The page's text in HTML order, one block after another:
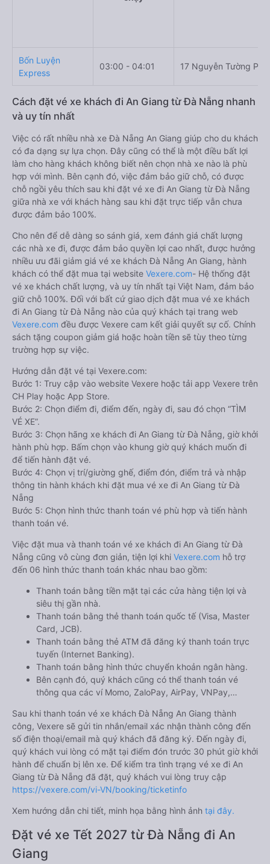
Bốn Luyện
Express
03:00 - 04:01 17 Nguyễn Tường Phổ
Cách đặt vé xe khách đi An Giang từ Đà Nẵng nhanh
và uy tín nhất
Việc có rất nhiều nhà xe Đà Nẵng An Giang giúp cho du khách
có đa dạng sự lựa chọn. Đây cũng có thể là một điều bất lợi
làm cho hàng khách không biết nên chọn nhà xe nào là phù
hợp với mình. Bên cạnh đó, việc đảm bảo giữ chỗ, có được
chỗ ngồi yêu thích sau khi đặt vé xe đi An Giang từ Đà Nẵng
giữa nhà xe với khách hàng sau khi đặt trực tiếp vẫn chưa
được đảm bảo 100%.
Cho nên để dễ dàng so sánh giá, xem đánh giá chất lượng
các nhà xe đi, được đảm bảo quyền lợi cao nhất, được hưởng
nhiều ưu đãi giảm giá vé xe khách Đà Nẵng An Giang, hành
khách có thể đặt mua tại website Vexere.com- Hệ thống đặt
vé xe khách chất lượng, và uy tín nhất tại Việt Nam, đảm bảo
giữ chỗ 100%. Đối với bất cứ giao dịch đặt mua vé xe khách
đi An Giang từ Đà Nẵng nào của quý khách tại trang web
Vexere.com đều được Vexere cam kết giải quyết sự cố. Chính
sách tặng coupon giảm giá hoặc hoàn tiền sẽ tùy theo từng
trường hợp sự việc.
Hướng dẫn đặt vé tại Vexere.com:
Bước 1: Truy cập vào website Vexere hoặc tải app Vexere trên
CH Play hoặc App Store.
Bước 2: Chọn điểm đi, điểm đến, ngày đi, sau đó chọn “TÌM
VÉ XE”.
Bước 3: Chọn hãng xe khách đi An Giang từ Đà Nẵng, giờ khởi
hành phù hợp. Bấm chọn vào khung giờ quý khách muốn đi
để tiến hành đặt vé.
Bước 4: Chọn vị trí/giường ghế, điểm đón, điểm trả và nhập
thông tin hành khách khi đặt mua vé xe đi An Giang từ Đà
Nẵng
Bước 5: Chọn hình thức thanh toán vé phù hợp và tiến hành
thanh toán vé.
Việc đặt mua và thanh toán vé xe khách đi An Giang từ Đà
Nẵng cũng vô cùng đơn giản, tiện lợi khi Vexere.com hỗ trợ
đến 06 hình thức thanh toán khác nhau bao gồm:
Thanh toán bằng tiền mặt tại các cửa hàng tiện lợi và
siêu thị gần nhà.
Thanh toán bằng thẻ thanh toán quốc tế (Visa, Master
Card, JCB).
Thanh toán bằng thẻ ATM đã đăng ký thanh toán trực
tuyến (Internet Banking).
Thanh toán bằng hình thức chuyển khoản ngân hàng.
Bên cạnh đó, quý khách cũng có thể thanh toán vé
thông qua các ví Momo, ZaloPay, AirPay, VNPay,…
Sau khi thanh toán vé xe khách Đà Nẵng An Giang thành
công, Vexere sẽ gửi tin nhắn/email xác nhận thành công đến
số điện thoại/email mà quý khách đã đăng ký. Đến ngày đi,
quý khách vui lòng có mặt tại điểm đón trước 30 phút giờ khởi
hành để chuẩn bị lên xe. Để kiểm tra tình trạng vé xe đi An
Giang từ Đà Nẵng đã đặt, quý khách vui lòng truy cập
https://vexere.com/vi-VN/booking/ticketinfo
Xem hướng dẫn chi tiết, minh họa bằng hình ảnh tại đây.
Đặt vé xe Tết 2027 từ Đà Nẵng đi An
Giang